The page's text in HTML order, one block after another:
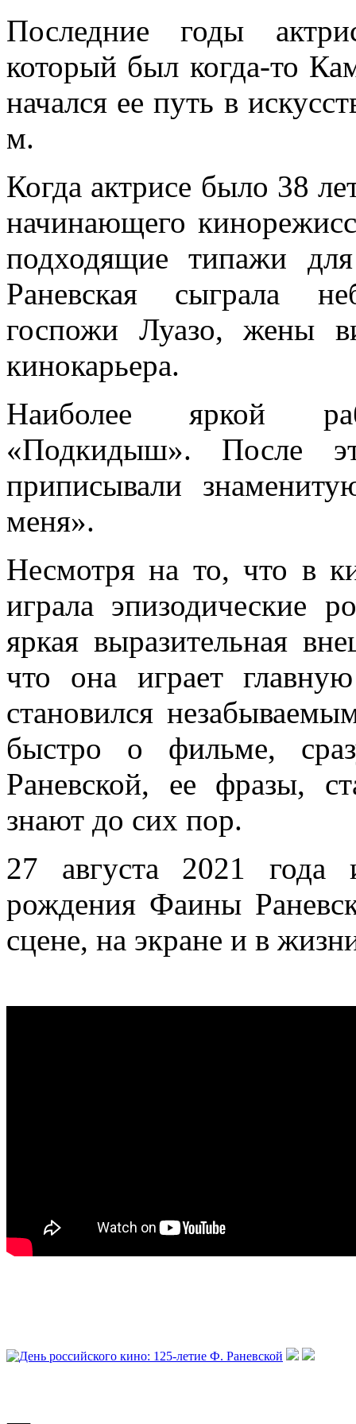
Последние годы
который был когда-то
начался ее путь в
м.
Когда актрисе было 38
начинающего
подходящие типажи
Раневская сыграла
госпожи Луазо, жены
кинокарьера.
Наиболее яркой
«Подкидыш». После
приписывали
меня».
Несмотря на то, что в
играла эпизодические
яркая выразительная
что она играет
становился
быстро о фильме,
Раневской, ее фразы,
знают до сих пор.
27 августа 2021 года
рождения Фаины
сцене, на экране и в